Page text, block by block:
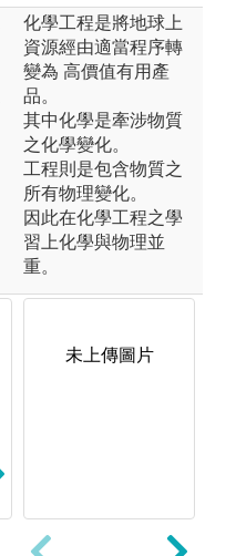
化學工程是將地球上
資源經由適當程序轉
變為 高價值有用產
品。
其中化學是牽涉物質
之化學變化。
工程則是包含物質之
所有物理變化。
因此在化學工程之學
習上化學與物理並
重。
未上傳圖片
未上傳圖片